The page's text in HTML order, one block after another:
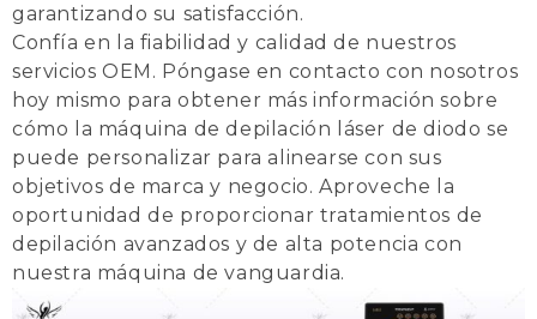
garantizando su satisfacción.
Confía en la fiabilidad y calidad de nuestros
servicios OEM. Póngase en contacto con nosotros
hoy mismo para obtener más información sobre
cómo la máquina de depilación láser de diodo se
puede personalizar para alinearse con sus
objetivos de marca y negocio. Aproveche la
oportunidad de proporcionar tratamientos de
depilación avanzados y de alta potencia con
nuestra máquina de vanguardia.